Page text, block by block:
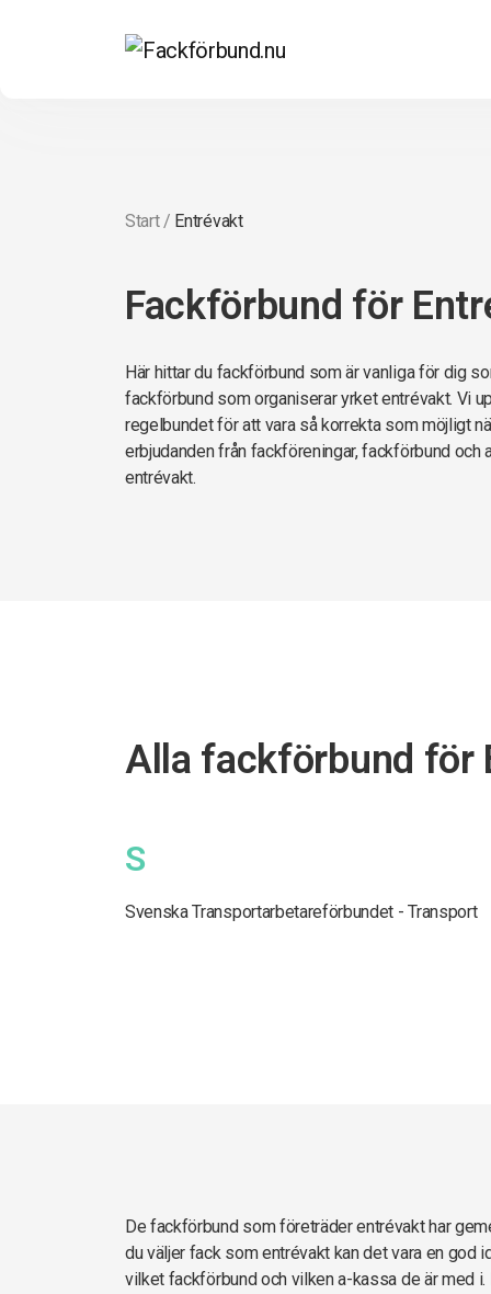
Start/ Entrévakt
Fackförbund för
Här hittar du fackförbund som är vanliga för dig
fackförbund som organiserar yrket entrévakt. Vi
regelbundet för att vara så korrekta som möjligt
erbjudanden från fackföreningar, fackförbund
entrévakt.
Alla fackförbund för
S
Svenska Transportarbetareförbundet - Transport
De fackförbund som företräder entrévakt har
du väljer fack som entrévakt kan det vara en god
vilket fackförbund och vilken a-kassa de är med